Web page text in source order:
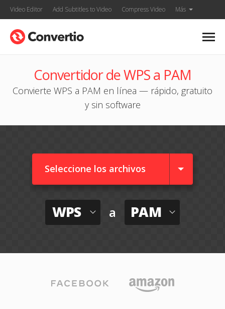
Video Editor Add Subtitles to Video Compress Video Más
Convertidor de WPS a PAM
Convierte WPS a PAM en línea — rápido, gratuito
y sin software
Seleccione los archivos
WPS a PAM